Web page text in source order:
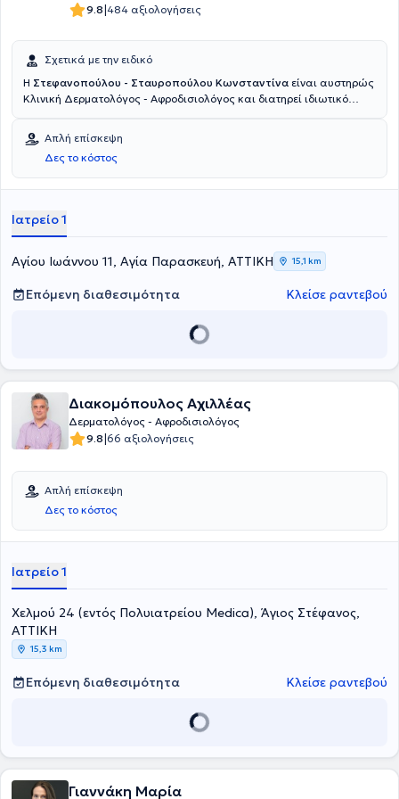
9.8|484 αξιολογήσεις
Σχετικά με την ειδικό
Η Στεφανοπούλου - Σταυροπούλου Κωνσταντίνα είναι αυστηρώς
Κλινική Δερματολόγος - Αφροδισιολόγος και διατηρεί ιδιωτικό
μολυσματική τέρμινθο, στα οξυτενή κονδυλώματα και στα
Σεξουαλικώς Μεταδιδόμενα Νοσήματα και ασχολείται με
υπηρεσίες που άπτονται της κλινικής δερματολογίας και της
αφροδισιολογίας. (ΔΙΑΓΝΩΣΗ -ΑΝΤΙΜΕΤΩΠΙΣΗ)
Απλή επίσκεψη
Δες το κόστος
Ιατρείο 1
Αγίου Ιωάννου 11, Αγία Παρασκευή, ΑΤΤΙΚΗ 15,1 km
Επόμενη διαθεσιμότητα Κλείσε ραντεβού
Διακομόπουλος Αχιλλέας
Δερματολόγος - Αφροδισιολόγος
9.8|66 αξιολογήσεις
Απλή επίσκεψη
Δες το κόστος
Ιατρείο 1
Χελμού 24 (εντός Πολυιατρείου Medica), Άγιος Στέφανος,
ΑΤΤΙΚΗ
15,3 km
Επόμενη διαθεσιμότητα Κλείσε ραντεβού
Γιαννάκη Μαρία